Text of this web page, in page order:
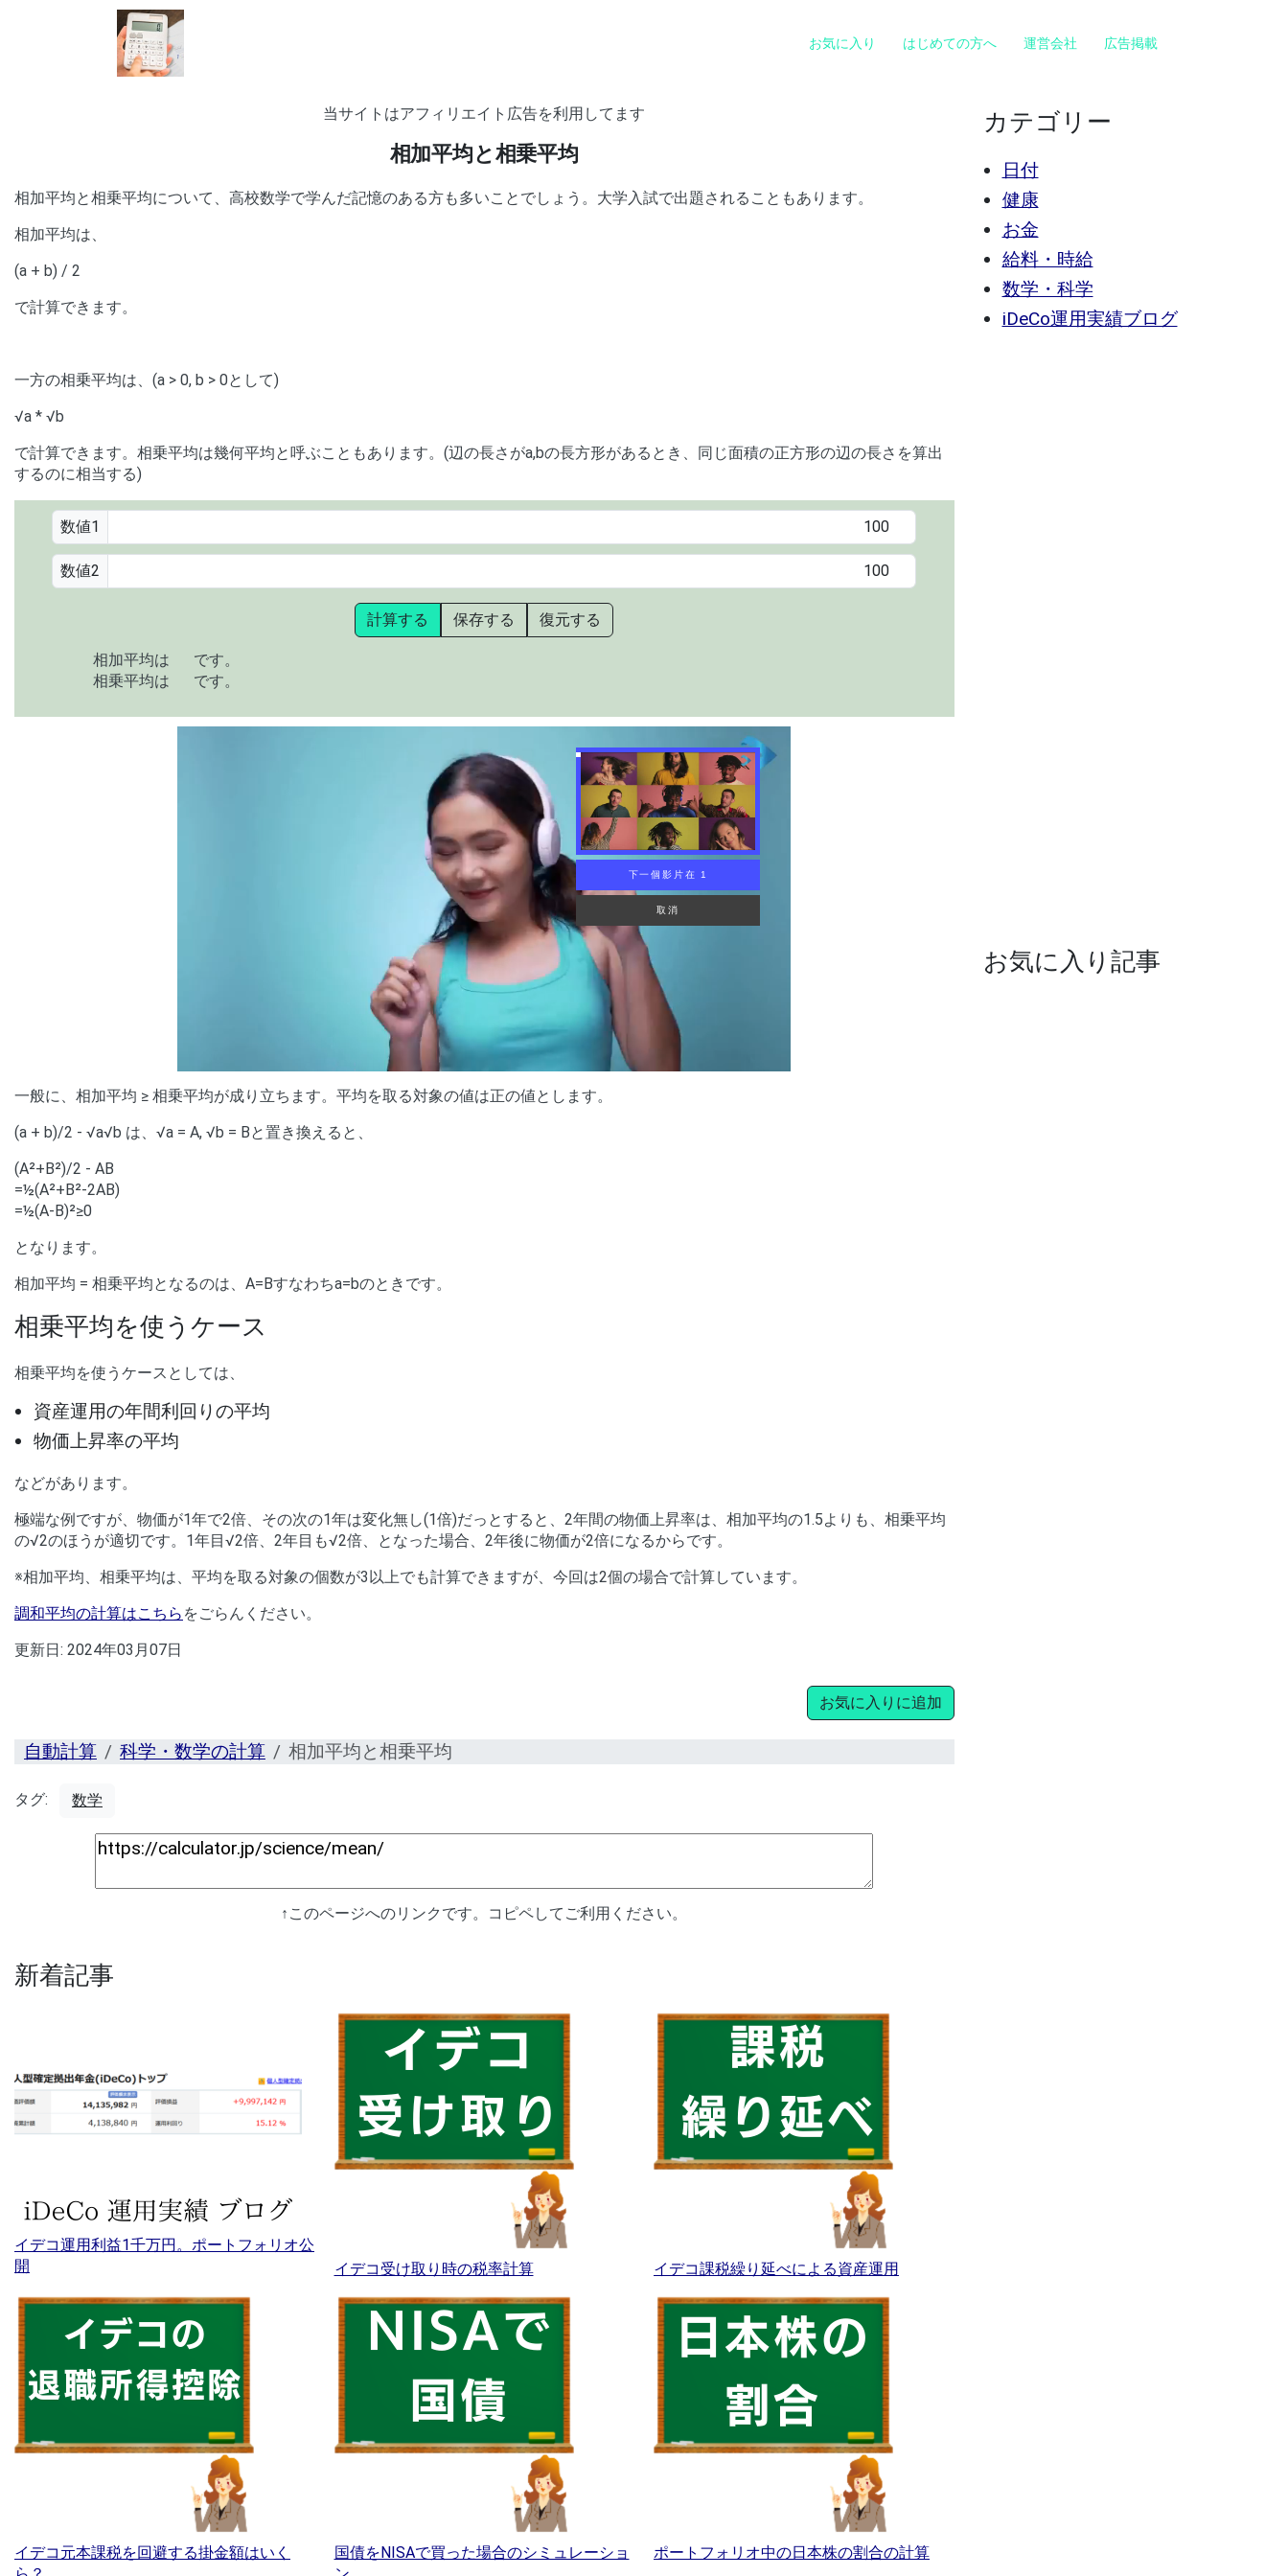
お気に入り はじめての方へ 運営会社 広告掲載
当サイトはアフィリエイト広告を利用してます
相加平均と相乗平均
相加平均と相乗平均について、高校数学で学んだ記憶のある方も多いことでしょう。大学入試で出題されることもあります。
相加平均は、
(a + b) / 2
で計算できます。
一方の相乗平均は、(a > 0, b > 0として)
√a * √b
で計算できます。相乗平均は幾何平均と呼ぶこともあります。(辺の長さがa,bの長方形があるとき、同じ面積の正方形の辺の長さを算出
するのに相当する)
数値1
数値2
計算する 保存する 復元する
相加平均は
です。
相乗平均は
です。
[ TRUVID ] PEOPLE DANCING
一般に、相加平均 ≥ 相乗平均が成り立ちます。平均を取る対象の値は正の値とします。
(a + b)/2 - √a√b は、√a = A, √b = Bと置き換えると、
(A²+B²)/2 - AB
=½(A²+B²-2AB)
=½(A-B)²≥0
となります。
相加平均 = 相乗平均となるのは、A=Bすなわちa=bのときです。
相乗平均を使うケース
相乗平均を使うケースとしては、
資産運用の年間利回りの平均
物価上昇率の平均
などがあります。
極端な例ですが、物価が1年で2倍、その次の1年は変化無し(1倍)だっとすると、2年間の物価上昇率は、相加平均の1.5よりも、相乗平均
の√2のほうが適切です。1年目√2倍、2年目も√2倍、となった場合、2年後に物価が2倍になるからです。
※相加平均、相乗平均は、平均を取る対象の個数が3以上でも計算できますが、今回は2個の場合で計算しています。
調和平均の計算はこちら をごらんください。
更新日: 2024年03月07日
お気に入りに追加
自動計算 科学・数学の計算 相加平均と相乗平均
タグ: 数学
↑このページへのリンクです。コピペしてご利用ください。
新着記事
イデコ運用利益1千万円。ポートフォリオ公
開
イデコ受け取り時の税率計算 イデコ課税繰り延べによる資産運用
イデコ元本課税を回避する掛金額はいく
国債をNISAで買った場合のシミュレーショ
ポートフォリオ中の日本株の割合の計算
カテゴリー
日付
健康
お金
給料・時給
数学・科学
iDeCo運用実績ブログ
お気に入り記事